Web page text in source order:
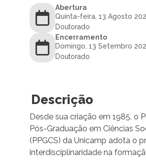
Abertura
Quinta-feira, 13 Agosto
Doutorado
Encerramento
Domingo, 13 Setembro
Doutorado
Descrição
Desde sua criação em 1985, o
Pós-Graduação em Ciências
(PPGCS) da Unicamp adota o
interdisciplinaridade na